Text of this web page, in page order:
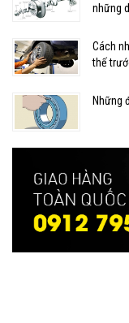
những
Cách
thế
Những